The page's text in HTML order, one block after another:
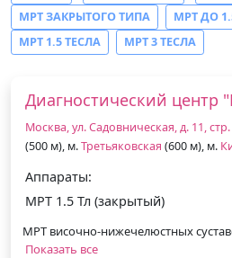
МРТ ЗАКРЫТОГО ТИПА
МРТ ДО
МРТ 1.5 ТЕСЛА
МРТ 3 ТЕСЛА
Диагностический центр
Москва, ул. Садовническая, д. 11,
(500 м), м.Третьяковская (600 м), м.
Аппараты:
МРТ 1.5 Тл (закрытый)
МРТ височно-нижечелюстных
Показать все